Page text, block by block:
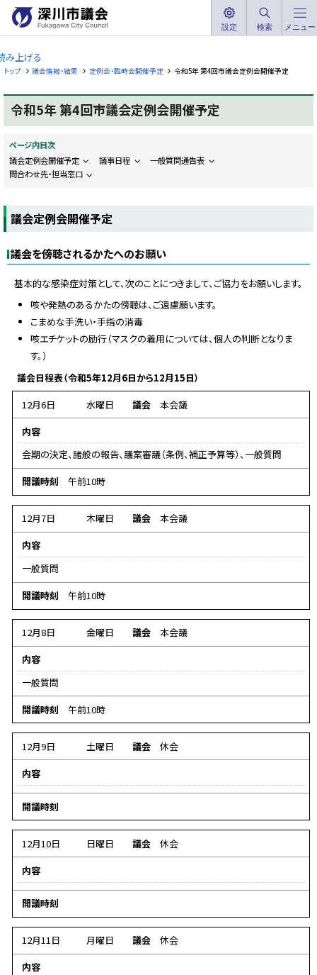
へ
メ
ニ
ュ
へ
深
川
市
議
会
u
a
g
a
w
o
u
設定 検索 メニュー
み上げる
トップ 議会情報・結果 定例会・臨時会開催予定 令和5年 第4回市議会定例会開催予定
令和5年 第4回市議会定例会開催予定
ページ内目次
議会定例会開催予定
議事日程
一般質問通告表
問合わせ先・担当窓口
議会定例会開催予定
議会を傍聴されるかたへのお願い
基本的な感染症対策として、次のことにつきまして、ご協力をお願いします。
咳や発熱のあるかたの傍聴は、ご遠慮願います。
こまめな手洗い・手指の消毒
咳エチケットの励行（マスクの着用については、個人の判断となりま
す。）
議会日程表（令和5年12月6日から12月15日）
12月6日
水曜日 議会
本会議
内容
会期の決定、諸般の報告、議案審議（条例、補正予算等）、一般質問
開議時刻
午前10時
12月7日 木曜日 議会
本会議
内容
一般質問
開議時刻
午前10時
12月8日 金曜日 議会
本会議
内容
一般質問
開議時刻
午前10時
12月9日 土曜日 議会
休会
内容
デ
ー
タ
な
し
開議時刻
ー
な
12月10日 日曜日 議会
休会
内容
デ
ー
タ
な
し
開議時刻
ー
な
12月11日 月曜日 議会
休会
内容